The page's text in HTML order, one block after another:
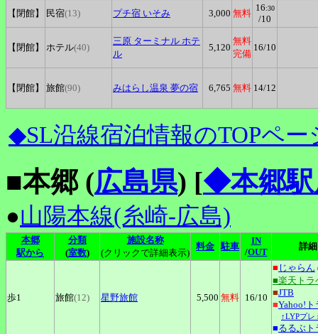
【閉館】 民宿(13) プチ宿 いそみ 3,000 無料
16:30
/10
【閉館】 ホテル(40)
三原 ターミナル ホテ
ル
5,120
無料
完備
16/10
【閉館】 旅館(90) みはらし温泉 夢の宿 6,765 無料 14/12
◆SL沿線宿泊情報のTOPペー
■本郷 (広島県) [◆本郷駅
●山陽本線(糸崎-広島)
本郷
駅から
分類
(室数)
施設名称
(クリックで詳細表示)
料金 駐車
IN
/OUT
詳
歩1 旅館(12) 星野旅館 5,500 無料 16/10
■ じゃらん
■楽天トラ
■JTB
■Yahoo!ト
↑LYPプレ
■るるぶト